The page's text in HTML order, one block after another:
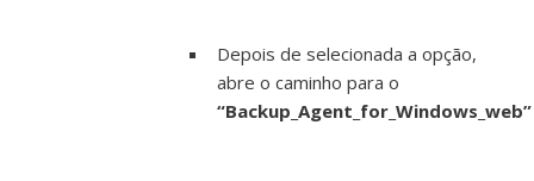
Depois de selecionada a opção,
abre o caminho para o
“Backup_Agent_for_Windows_web”